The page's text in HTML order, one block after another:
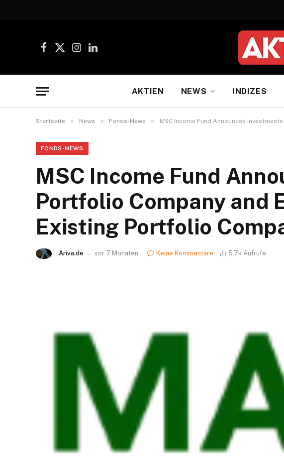
Facebook
X
InstagramLinkedIn
AKTIEN NEWS INDIZES
Startseite » News » Fonds-News » MSC Income Fund Announces
FONDS-NEWS
MSC Income Fund
Portfolio Company and
Existing Portfolio
Ariva.de vor 7 Monaten Keine Kommentare 5.7k Aufrufe